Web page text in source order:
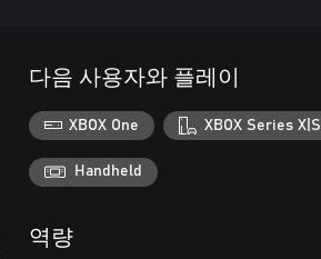
다음 사용자와 플레이
XBOX One XBOX Series X|S
Handheld
역량